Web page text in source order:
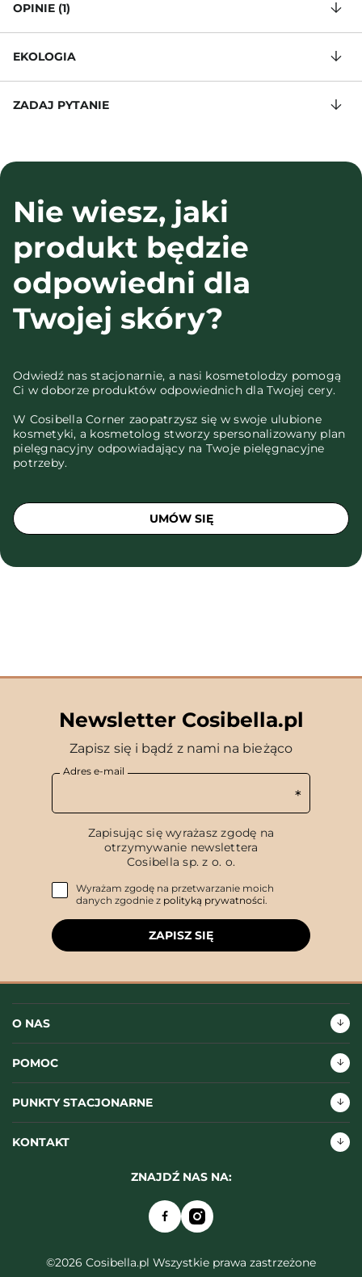
OPINIE (1)
EKOLOGIA
ZADAJ PYTANIE
Nie wiesz, jaki
produkt będzie
odpowiedni dla
Twojej skóry?
Odwiedź nas stacjonarnie, a nasi kosmetolodzy pomogą
Ci w doborze produktów odpowiednich dla Twojej cery.
W Cosibella Corner zaopatrzysz się w swoje ulubione
kosmetyki, a kosmetolog stworzy spersonalizowany plan
pielęgnacyjny odpowiadający na Twoje pielęgnacyjne
potrzeby.
UMÓW SIĘ
Newsletter Cosibella.pl
Zapisz się i bądź z nami na bieżąco
Adres e-mail
Zapisując się wyrażasz zgodę na
otrzymywanie newslettera
Cosibella sp. z o. o.
Wyrażam zgodę na przetwarzanie moich
danych zgodnie z polityką prywatności.
ZAPISZ SIĘ
O NAS
POMOC
PUNKTY STACJONARNE
KONTAKT
ZNAJDŹ NAS NA:
©2026 Cosibella.pl Wszystkie prawa zastrzeżone